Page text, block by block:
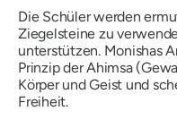
Die Schüler werden
Ziegelsteine ​​zu
unterstützen. Monishas
Prinzip der Ahimsa
Körper und Geist und
Freiheit.